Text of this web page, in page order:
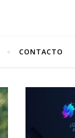
CONTACTO